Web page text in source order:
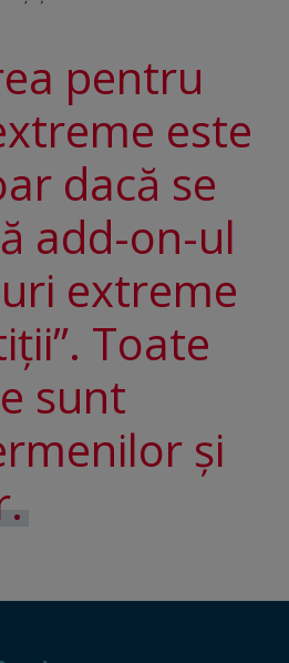
pentru
este
dacă se
add-on-ul
extreme
Toate
sunt
și